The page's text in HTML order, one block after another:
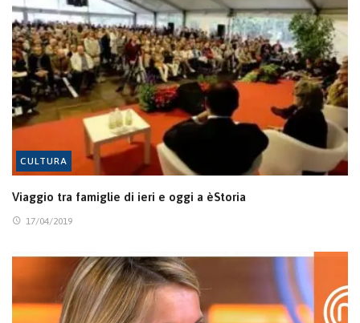
CULTURA
Viaggio tra famiglie di ieri e oggi a èStoria
17/04/2019